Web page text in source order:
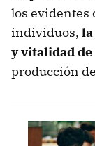
los evidentes
individuos,
y vitalidad de
producción